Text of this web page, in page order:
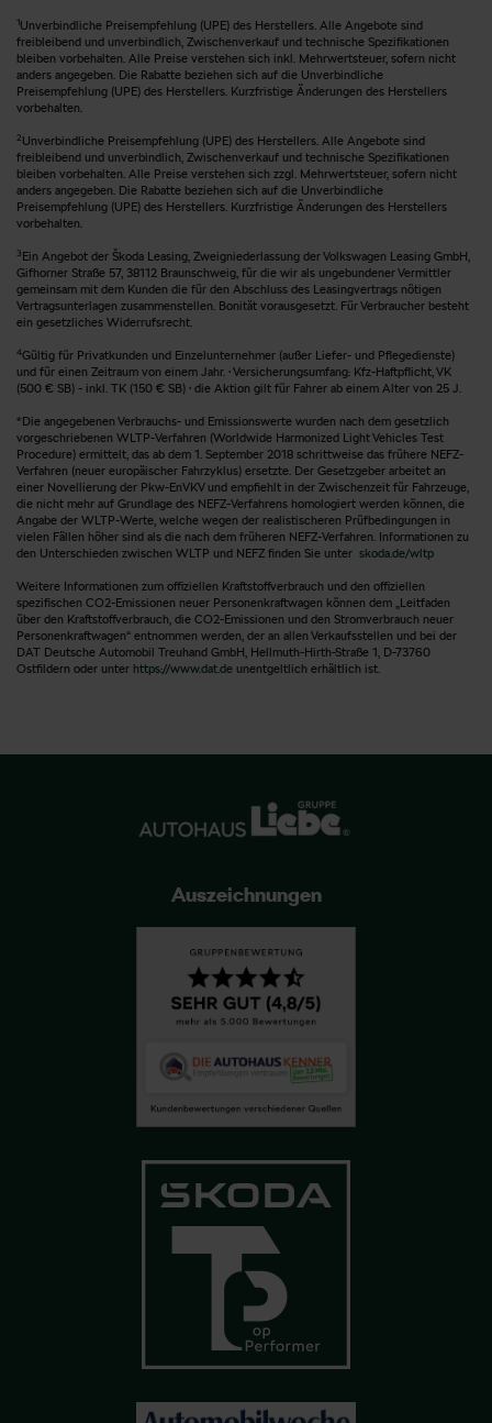
1Unverbindliche Preisempfehlung (UPE) des Herstellers. Alle Angebote sind
freibleibend und unverbindlich, Zwischenverkauf und technische Spezifikationen
bleiben vorbehalten. Alle Preise verstehen sich inkl. Mehrwertsteuer, sofern nicht
anders angegeben. Die Rabatte beziehen sich auf die Unverbindliche
Preisempfehlung (UPE) des Herstellers. Kurzfristige Änderungen des Herstellers
vorbehalten.
2 Unverbindliche Preisempfehlung (UPE) des Herstellers. Alle Angebote sind
freibleibend und unverbindlich, Zwischenverkauf und technische Spezifikationen
bleiben vorbehalten. Alle Preise verstehen sich zzgl. Mehrwertsteuer, sofern nicht
anders angegeben. Die Rabatte beziehen sich auf die Unverbindliche
Preisempfehlung (UPE) des Herstellers. Kurzfristige Änderungen des Herstellers
vorbehalten.
3 Ein Angebot der Škoda Leasing, Zweigniederlassung der Volkswagen Leasing GmbH,
Gifhorner Straße 57, 38112 Braunschweig, für die wir als ungebundener Vermittler
gemeinsam mit dem Kunden die für den Abschluss des Leasingvertrags nötigen
Vertragsunterlagen zusammenstellen. Bonität vorausgesetzt. Für Verbraucher besteht
ein gesetzliches Widerrufsrecht.
4Gültig für Privatkunden und Einzelunternehmer (außer Liefer- und Pflegedienste)
und für einen Zeitraum von einem Jahr. · Versicherungsumfang: Kfz-Haftpflicht, VK
(500 € SB) - inkl. TK (150 € SB) · die Aktion gilt für Fahrer ab einem Alter von 25 J.
*Die angegebenen Verbrauchs- und Emissionswerte wurden nach dem gesetzlich
vorgeschriebenen WLTP-Verfahren (Worldwide Harmonized Light Vehicles Test
Procedure) ermittelt, das ab dem 1. September 2018 schrittweise das frühere NEFZ-
Verfahren (neuer europäischer Fahrzyklus) ersetzte. Der Gesetzgeber arbeitet an
einer Novellierung der Pkw-EnVKV und empfiehlt in der Zwischenzeit für Fahrzeuge,
die nicht mehr auf Grundlage des NEFZ-Verfahrens homologiert werden können, die
Angabe der WLTP-Werte, welche wegen der realistischeren Prüfbedingungen in
vielen Fällen höher sind als die nach dem früheren NEFZ-Verfahren. Informationen zu
den Unterschieden zwischen WLTP und NEFZ finden Sie unter skoda.de/wltp
Weitere Informationen zum offiziellen Kraftstoffverbrauch und den offiziellen
spezifischen CO2-Emissionen neuer Personenkraftwagen können dem „Leitfaden
über den Kraftstoffverbrauch, die CO2-Emissionen und den Stromverbrauch neuer
Personenkraftwagen“ entnommen werden, der an allen Verkaufsstellen und bei der
DAT Deutsche Automobil Treuhand GmbH, Hellmuth-Hirth-Straße 1, D-73760
Ostfildern oder unter https://www.dat.de unentgeltlich erhältlich ist.
Auszeichnungen